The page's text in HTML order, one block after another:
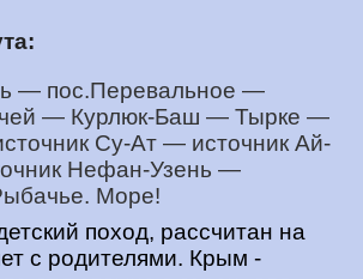
— пос.Перевальное —
— Курлюк-Баш —Тырке —
Су-Ат — источник Ай-
Нефан-Узень —
Море!
поход, рассчитан на
с родителями. Крым -